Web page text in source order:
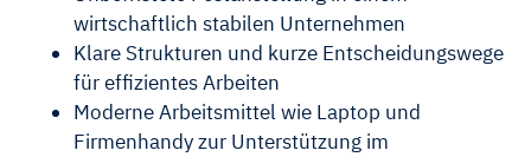
wirtschaftlich stabilen Unternehmen
Klare Strukturen und kurze Entscheidungswege
für effizientes Arbeiten
Moderne Arbeitsmittel wie Laptop und
Firmenhandy zur Unterstützung im